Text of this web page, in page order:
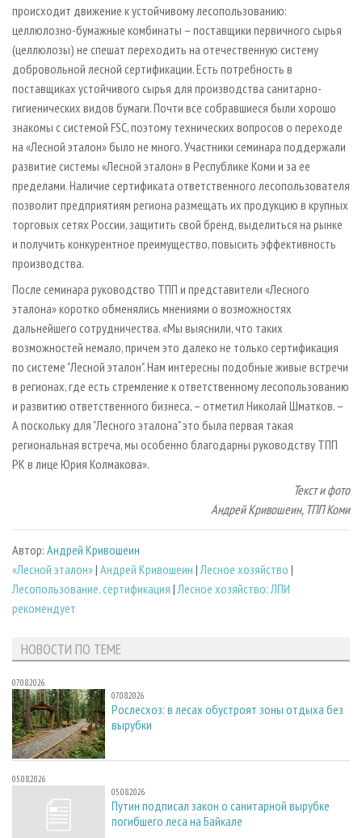
происходит движение к устойчивому лесопользованию:
целлюлозно-бумажные комбинаты – поставщики первичного сырья
(целлюлозы) не спешат переходить на отечественную систему
добровольной лесной сертификации. Есть потребность в
поставщиках устойчивого сырья для производства санитарно-
гигиенических видов бумаги. Почти все собравшиеся были хорошо
знакомы с системой FSC, поэтому технических вопросов о переходе
на «Лесной эталон» было не много. Участники семинара поддержали
развитие системы «Лесной эталон» в Республике Коми и за ее
пределами. Наличие сертификата ответственного лесопользователя
позволит предприятиям региона размещать их продукцию в крупных
торговых сетях России, защитить свой бренд, выделиться на рынке
и получить конкурентное преимущество, повысить эффективность
производства.
После семинара руководство ТПП и представители «Лесного
эталона» коротко обменялись мнениями о возможностях
дальнейшего сотрудничества. «Мы выяснили, что таких
возможностей немало, причем это далеко не только сертификация
по системе "Лесной эталон". Нам интересны подобные живые встречи
в регионах, где есть стремление к ответственному лесопользованию
и развитию ответственного бизнеса, – отметил Николай Шматков. –
А поскольку для "Лесного эталона" это была первая такая
региональная встреча, мы особенно благодарны руководству ТПП
РК в лице Юрия Колмакова».
Текст и фото
Андрей Кривошеин, ТПП Коми
Автор: Андрей Кривошеин
«Лесной эталон»| Андрей Кривошеин |Лесное хозяйство |
Лесопользование, сертификация |Лесное хозяйство: ЛПИ
рекомендует
НОВОСТИ ПО ТЕМЕ
07.08.2026
07.08.2026
Рослесхоз: в лесах обустроят зоны отдыха без
вырубки
05.08.2026
05.08.2026
Путин подписал закон о санитарной вырубке
погибшего леса на Байкале